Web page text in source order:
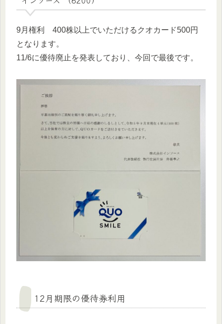
9月権利 400株以上でいただけるクオカード500円
となります。
11/6に優待廃止を発表しており、今回で最後です。
12月期限の優待券利用